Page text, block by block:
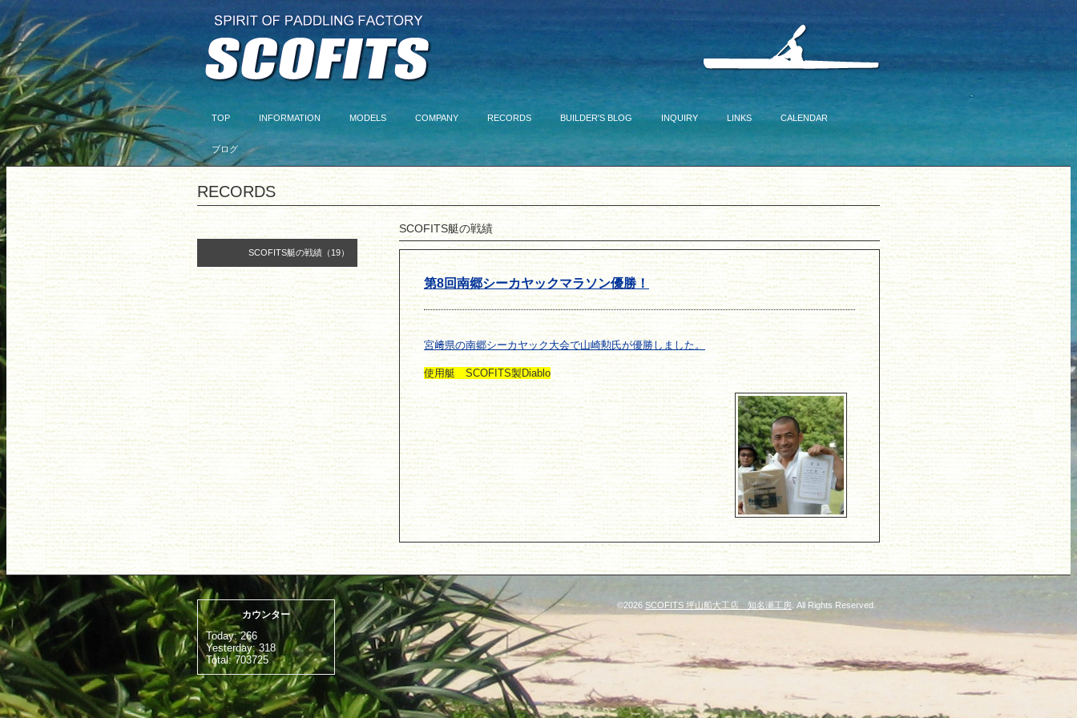
TOP INFORMATION MODELS COMPANY RECORDS BUILDER'S BLOG INQUIRY LINKS CALENDAR
ブログ
SCOFITS艇の戦績（19）
RECORDS
SCOFITS艇の戦績
第8回南郷シーカヤックマラソン優勝！
宮﨑県の南郷シーカヤック大会で山崎勲氏が優勝しました。
使用艇 SCOFITS製Diablo
カウンター
Today:266
Yesterday:318
Total:703725
©2026 SCOFITS 坪山船大工店 知名瀬工房 . All Rights Reserved.